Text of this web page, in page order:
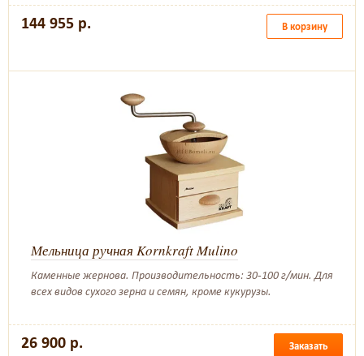
144 955 р. В корзину
Мельница ручная Kornkraft Mulino
Каменные жернова. Производительность: 30-100 г/мин. Для
всех видов сухого зерна и семян, кроме кукурузы.
26 900 р. Заказать